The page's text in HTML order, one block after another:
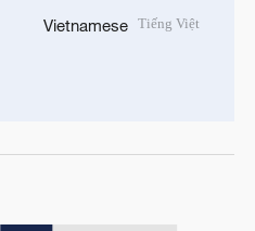
Vietnamese Tiếng Việt